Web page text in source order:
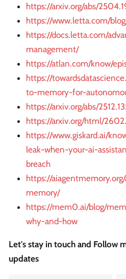
https://arxiv.org/abs/
https://www.letta.com/
https://docs.letta.com/
management/
https://atlan.com/know/
https://
to-memory-for-
https://arxiv.org/abs/
https://arxiv.org/html/
https://www.giskard.ai/
leak-when-your-ai-
breach
https://
memory/
https://mem0.ai/blog/
why-and-how
Let's stay in touch and Follow
updates